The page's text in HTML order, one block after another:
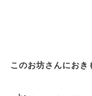
このお坊さんにおき